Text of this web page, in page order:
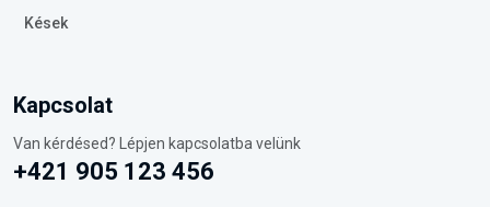
Kések
Kapcsolat
Van kérdésed? Lépjen kapcsolatba velünk
+421 905 123 456